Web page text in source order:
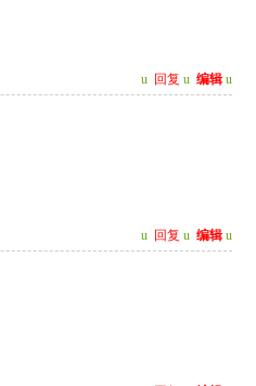
u 回复 u 编辑 u
u 回复 u 编辑 u